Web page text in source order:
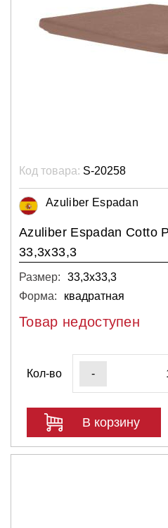
Код товара: S-20258
Azuliber Espadan
Azuliber Espadan Cotto
33,3x33,3
Размер:
33,3х33,3
Форма:
квадратная
Товар недоступен
Кол-во -
В корзину